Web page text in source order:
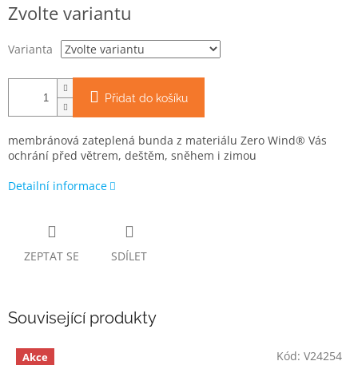
cena:
Zvolte variantu
Varianta
Přidat do košíku
membránová zateplená bunda z materiálu Zero Wind® Vás
ochrání před větrem, deštěm, sněhem i zimou
Detailní informace
ZEPTAT SE SDÍLET
Související produkty
Akce
Kód: V24254